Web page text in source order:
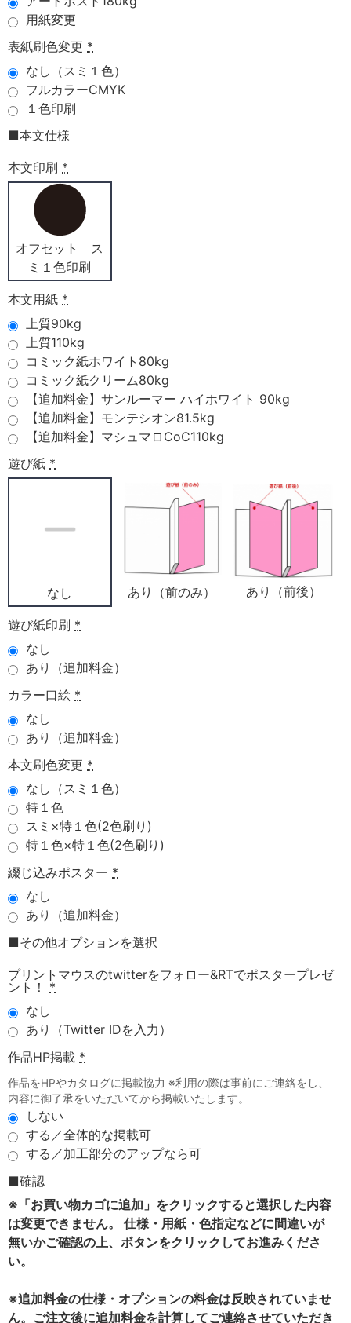
用紙変更
表紙刷色変更 *
なし（スミ１色）
フルカラーCMYK
１色印刷
■本文仕様
本文印刷 *
オフセット ス
ミ１色印刷
本文用紙 *
上質90kg
上質110kg
コミック紙ホワイト80kg
コミック紙クリーム80kg
【追加料金】サンルーマー ハイホワイト 90kg
【追加料金】モンテシオン81.5kg
【追加料金】マシュマロCoC110kg
遊び紙 *
なし あり（前のみ） あり（前後）
遊び紙印刷 *
なし
あり（追加料金）
カラー口絵 *
なし
あり（追加料金）
本文刷色変更 *
なし（スミ１色）
特１色
スミ×特１色(2色刷り)
特１色×特１色(2色刷り)
綴じ込みポスター *
なし
あり（追加料金）
■その他オプションを選択
プリントマウスのtwitterをフォロー&RTでポスタープレゼ
ント！
*
なし
あり（Twitter IDを入力）
作品HP掲載 *
作品をHPやカタログに掲載協力 ※利用の際は事前にご連絡をし、
内容に御了承をいただいてから掲載いたします。
しない
する／全体的な掲載可
する／加工部分のアップなら可
■確認
※「お買い物カゴに追加」をクリックすると選択した内容
は変更できません。 仕様・用紙・色指定などに間違いが
無いかご確認の上、ボタンをクリックしてお進みくださ
い。
※追加料金の仕様・オプションの料金は反映されていませ
ん。ご注文後に追加料金を計算してご連絡させていただき